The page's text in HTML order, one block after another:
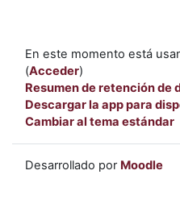
En este momento está
(Acceder)
Resumen de retención de
Descargar la app para
Cambiar al tema estándar
Desarrollado por Moodle